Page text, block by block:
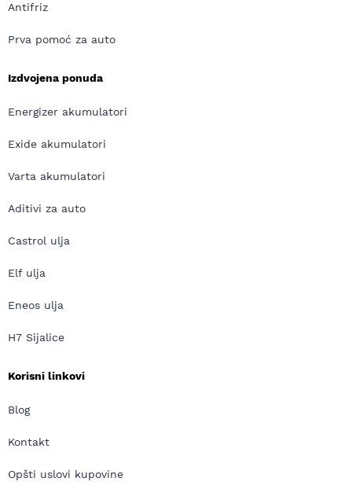
Antifriz
Prva pomoć za auto
Izdvojena ponuda
Energizer akumulatori
Exide akumulatori
Varta akumulatori
Aditivi za auto
Castrol ulja
Elf ulja
Eneos ulja
H7 Sijalice
Korisni linkovi
Blog
Kontakt
Opšti uslovi kupovine